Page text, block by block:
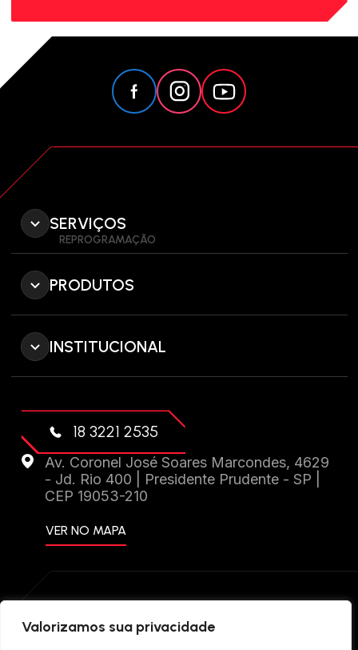
Valorizamos sua privacidade
SERVIÇOS
REPROGRAMAÇÃO
PRODUTOS
INSTITUCIONAL
18 3221 2535
Av. Coronel José Soares Marcondes, 4629
- Jd. Rio 400 | Presidente Prudente - SP |
CEP 19053-210
VER NO MAPA
DIREITOS RESERVADOS. CRIAÇÃO DE SITES: